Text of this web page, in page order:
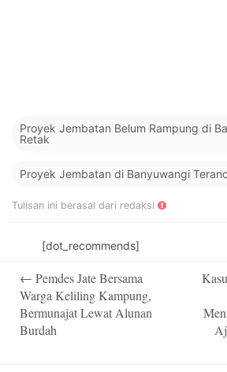
Proyek Jembatan Belum Rampung di
Retak
Proyek Jembatan di Banyuwangi
Tulisan ini berasal dari redaksi
[dot_recommends]
navigation
← Pemdes Jate Bersama
Warga Keliling Kampung,
Bermunajat Lewat Alunan
Burdah